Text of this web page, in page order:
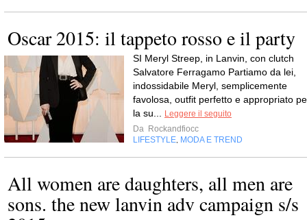
Oscar 2015: il tappeto rosso e il party
SI Meryl Streep, in Lanvin, con clutch
Salvatore Ferragamo Partiamo da lei,
indossidabile Meryl, semplicemente
favolosa, outfit perfetto e appropriato
la su...
Leggere il seguito
Da Rockandfiocc
LIFESTYLE MODA E TREND
All women are daughters, all men are
sons. the new lanvin adv campaign s/s